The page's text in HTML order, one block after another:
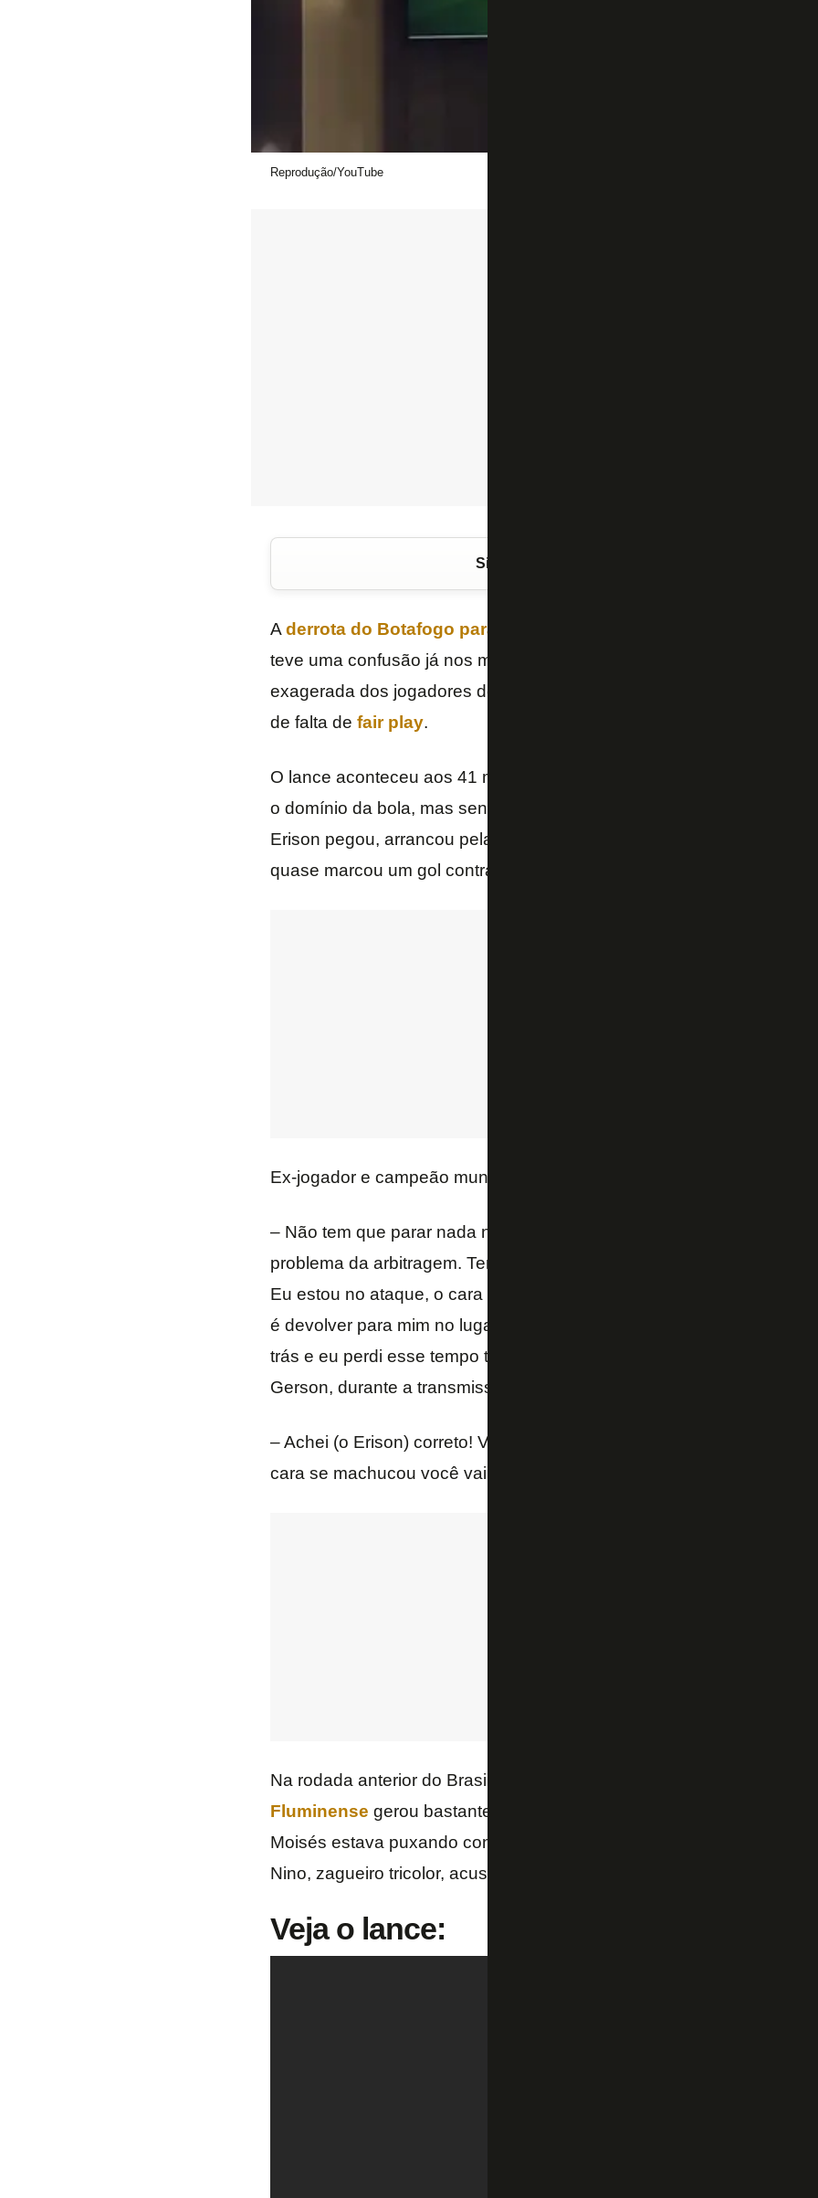
Reprodução/YouTube
Siga o FogãoNET
Aderrota do Botafogo para o Coritiba por 1 a 0
teve uma confusão já nos minutos finais do segundo tempo, após
exagerada dos jogadores do time da casa acusando
de falta de fair play.
O lance aconteceu aos 41 minutos. Matheus Alexandre, lateral-
o domínio da bola, mas sentiu dores e acabou largando a jogada. Na
Erison pegou, arrancou pela ponta esquerda e cruzou para a área
quase marcou um gol contra.
Ex-jogador e campeão mundial em 1970,
– Não tem que parar nada não, nem se está atacando, nem se está
problema da arbitragem. Tem que jogar e correr atrás. Fair play? Isso
Eu estou no ataque, o cara se machuca, para, eu coloco a bola para
é devolver para mim no lugar onde eu saí. Aí o cara recebe a bola,
trás e eu perdi esse tempo todo. Isso é fair play? Que porra de fair
Gerson, durante a transmissão do jogo para a Rádio Tupi.
– Achei (o Erison) correto! Você está no ataque, a bola sobra para
cara se machucou você vai parar? – concordou o narrador Jota
Na rodada anterior do Brasileirão, um lance de fair play no jogo entre
Fluminense gerou bastante repercussão. Na ocasião, no início do
Moisés estava puxando contra-ataque pela esquerda, livre, mas
Nino, zagueiro tricolor, acusando um problema muscular.
Veja o lance: